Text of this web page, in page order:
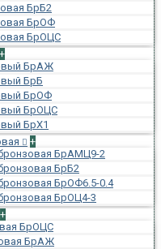
БрБ2
БрОФ
БрОЦС
+
БрАЖ
БрБ
БрОФ
БрОЦС
БрХ1
+
БрАМЦ9-2
БрБ2
БрОФ6.5-0.4
БрОЦ4-3
+
БрОЦС
БрАЖ